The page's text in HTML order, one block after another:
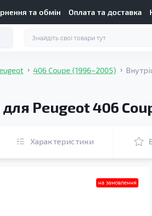
та обмін Оплата та доставка
406 Coupe (1996–2005)
Peugeot 406
Характеристики
на замовлення